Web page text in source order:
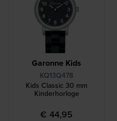
Garonne Kids
KQ13Q478
Kids Classic 30 mm
Kinderhorloge
€ 44,95